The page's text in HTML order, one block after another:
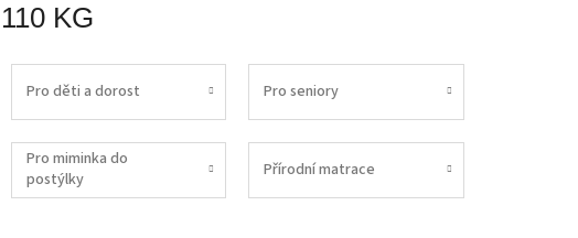
KG
Pro děti a dorost Pro seniory
Pro miminka do
postýlky
Přírodní matrace